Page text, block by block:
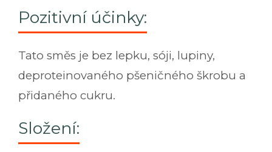
Pozitivní účinky:
Tato směs je bez lepku, sóji, lupiny,
deproteinovaného pšeničného škrobu a
přidaného cukru.
Složení: